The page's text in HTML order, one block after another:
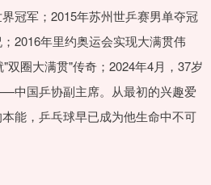
冠军；2015年苏州世乒赛男单夺冠
2016年里约奥运会实现大满贯伟
双圈大满贯"传奇；2024年4月，37岁
中国乒协副主席。从最初的兴趣爱
能，乒乓球早已成为他生命中不可